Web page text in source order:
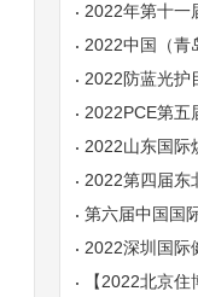
览会
2022年第十一
术展览会
2022中国（青
展览会
2022防蓝光护
光产业展览会
2022PCE第五
2022山东国际
2022第四届东
博览会
第六届中国国
2022深圳国际
【2022北京